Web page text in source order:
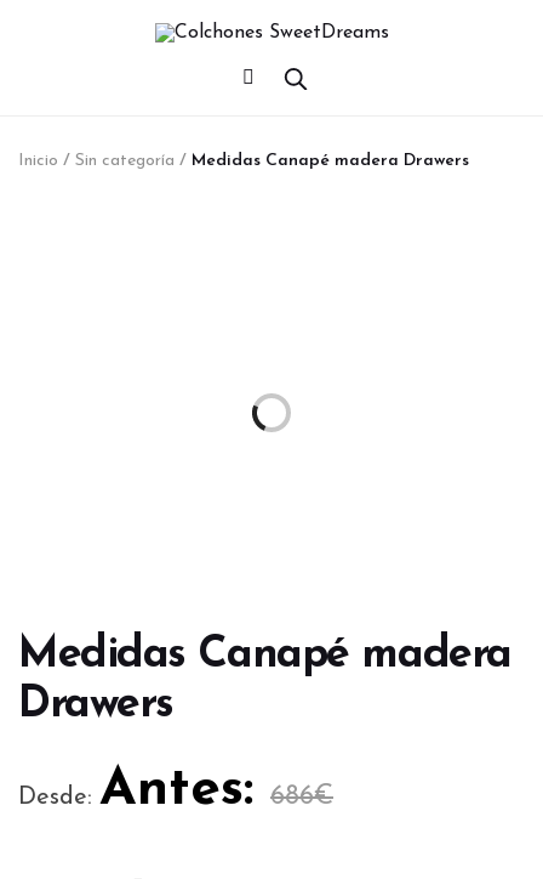
Inicio / Sin categoría / Medidas Canapé madera Drawers
Medidas Canapé madera
Drawers
Desde: Antes: 686€